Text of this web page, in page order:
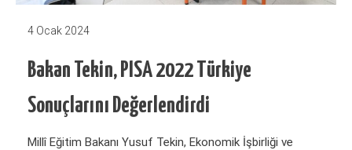
4 Ocak 2024
Bakan Tekin, PISA 2022 Türkiye
Sonuçlarını Değerlendirdi
Millî Eğitim Bakanı Yusuf Tekin, Ekonomik İşbirliği ve